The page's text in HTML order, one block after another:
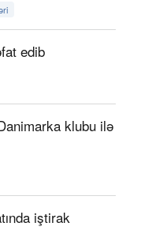
edib
klubu ilə
iştirak